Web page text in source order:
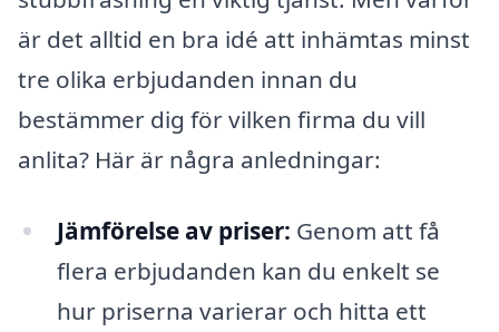
är det alltid en bra idé att inhämtas minst
tre olika erbjudanden innan du
bestämmer dig för vilken firma du vill
anlita? Här är några anledningar:
Jämförelse av priser: Genom att få
flera erbjudanden kan du enkelt se
hur priserna varierar och hitta ett